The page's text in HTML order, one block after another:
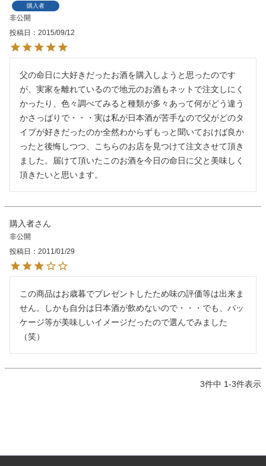
購入者
非公開
投稿日
2015/09/12
父の命日に大好きだったお酒を購入しようと思ったのです
が、実家を離れているので地元のお酒もネットで注文しにく
かったり、色々調べてみると種類が多々あって何がどう違う
かさっぱりで・・・実は私が日本酒が苦手なので父がどのタ
イプが好きだったのか全然わからずもっと聞いておけば良か
ったと後悔しつつ、こちらのお店を見つけて注文させて頂き
ました。届けて頂いたこのお酒を今日の命日に父と美味しく
頂きたいと思います。
購入者
非公開
投稿日
2011/01/29
この商品はお歳暮でプレゼントしたため味の評価等は出来ま
せん。しかも自分は日本酒が飲めないので・・・でも、パッ
ケージ等が美味しいイメージだったので選んでみました
3件中 1-3件表示